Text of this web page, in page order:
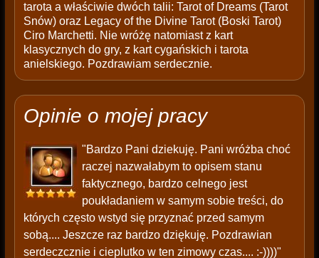
tarota a właściwie dwóch talii: Tarot of Dreams (Tarot
Snów) oraz Legacy of the Divine Tarot (Boski Tarot)
Ciro Marchetti. Nie wróżę natomiast z kart
klasycznych do gry, z kart cygańskich i tarota
anielskiego. Pozdrawiam serdecznie.
Opinie o mojej pracy
"Bardzo Pani dziekuję. Pani wróżba choć
raczej nazwałabym to opisem stanu
faktycznego, bardzo celnego jest
poukładaniem w samym sobie treści, do
których często wstyd się przyznać przed samym
sobą.... Jeszcze raz bardzo dziękuję. Pozdrawian
serdeczcznie i cieplutko w ten zimowy czas.... :-))))"